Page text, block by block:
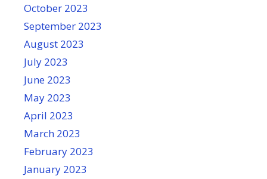
October 2023
September 2023
August 2023
July 2023
June 2023
May 2023
April 2023
March 2023
February 2023
January 2023